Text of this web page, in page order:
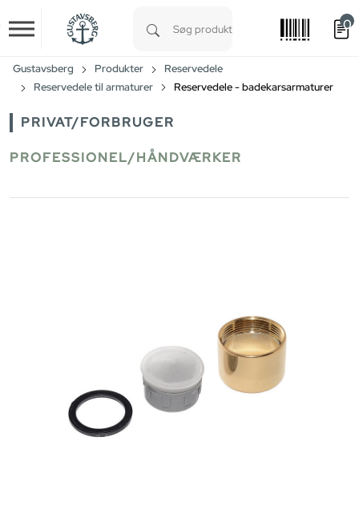
Skip to main content
0
Gustavsberg Produkter
Reservedele
Reservedele til armaturer
Reservedele - badekarsarmaturer
PRIVAT/FORBRUGER
PROFESSIONEL/HÅNDVÆRKER